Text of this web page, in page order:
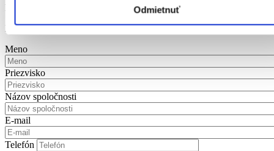
Odmietnuť
Máte záujem o naše servisné a údržbové služby?
Kontaktujte nás.
Meno
Priezvisko
Názov spoločnosti
E-mail
Telefón